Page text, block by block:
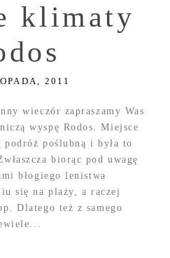
klimaty
2011
wieczór zapraszamy Was
wyspę Rodos. Miejsce
poślubną i była to
biorąc pod uwagę
błogiego lenistwa
się na plaży, a raczej
Dlatego też z samego